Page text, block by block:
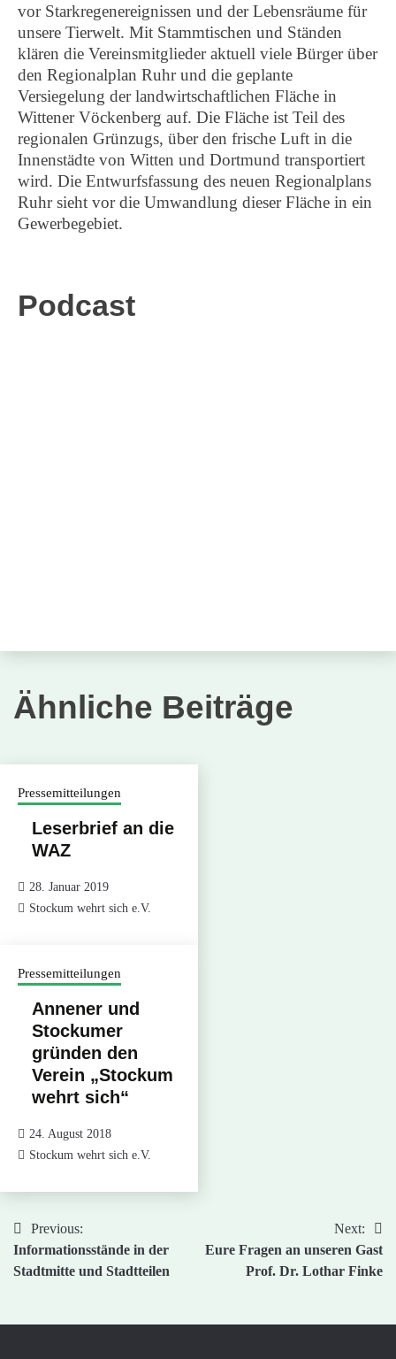
vor Starkregenereignissen und der Lebensräume für
unsere Tierwelt. Mit Stammtischen und Ständen
klären die Vereinsmitglieder aktuell viele Bürger über
den Regionalplan Ruhr und die geplante
Versiegelung der landwirtschaftlichen Fläche in
Wittener Vöckenberg auf. Die Fläche ist Teil des
regionalen Grünzugs, über den frische Luft in die
Innenstädte von Witten und Dortmund transportiert
wird. Die Entwurfsfassung des neuen Regionalplans
Ruhr sieht vor die Umwandlung dieser Fläche in ein
Gewerbegebiet.
Podcast
Ähnliche Beiträge
Pressemitteilungen
Leserbrief an die
WAZ
28. Januar 2019
Stockum wehrt sich e.V.
Pressemitteilungen
Annener und
Stockumer
gründen den
Verein „Stockum
wehrt sich“
24. August 2018
Stockum wehrt sich e.V.
Beitragsnavigation
Previous:
Informationsstände in der
Stadtmitte und Stadtteilen
Next:
Eure Fragen an unseren Gast
Prof. Dr. Lothar Finke